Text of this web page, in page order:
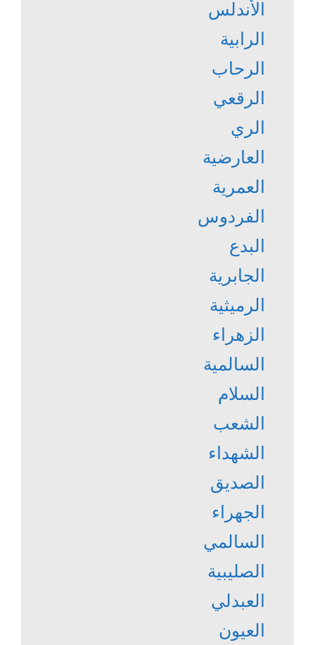
الأندلس
الرابية
الرحاب
الرقعي
الري
العارضية
العمرية
الفردوس
البدع
الجابرية
الرميثية
الزهراء
السالمية
السلام
الشعب
الشهداء
الصديق
الجهراء
السالمي
الصليبية
العبدلي
العيون